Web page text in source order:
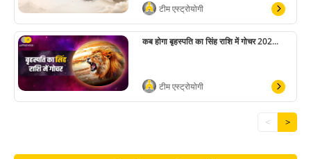
टीम एस्ट्रोयोगी
कब होगा बृहस्पति का सिंह राशि में गोचर 202...
टीम एस्ट्रोयोगी
< >